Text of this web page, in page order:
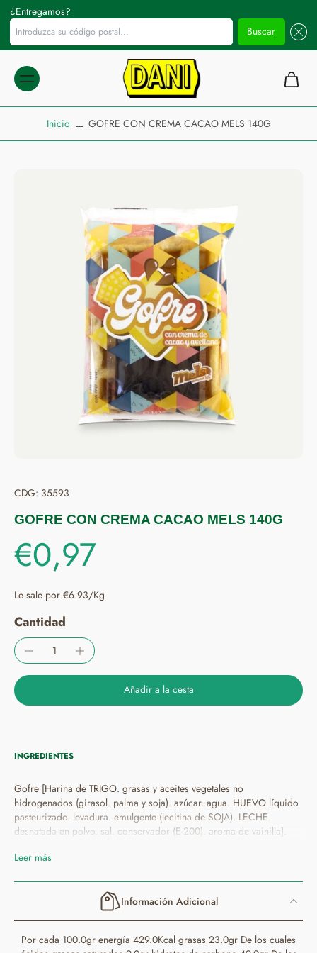
¿Entregamos?
Introduzca su código postal...
Buscar
al
Inicio GOFRE CON CREMA CACAO MELS 140G
CDG: 35593
GOFRE CON CREMA CACAO MELS 140G
€0,97
Le sale por €6.93/Kg
Cantidad
Añadir a la cesta
INGREDIENTES
Gofre [Harina de TRIGO. grasas y aceites vegetales no
hidrogenados (girasol. palma y soja). azúcar. agua. HUEVO líquido
pasteurizado. levadura. emulgente (lecitina de SOJA). LECHE
desnatada en polvo. sal. conservador (E-200). aroma de vainilla].
desgrasado en polvo. pasta de AVELLANA. emulgente (E-322).
hidrogenats(girasol. palma i soja). sucre. aigua. OU líquid
pasteuritzat. llevat. emulgent(lecitina de SOJA). LLET desnatada en
pols. pasta d'AVELLANA. emulgent(E-322). aroma]. Waffle[Fariña de
Leer más
Información Adicional
Por cada 100.0gr energía 429.0Kcal grasas 23.0gr De los cuales